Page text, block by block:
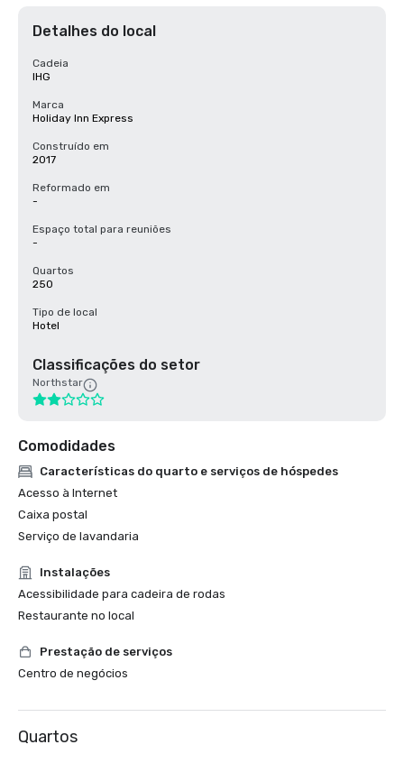
Detalhes do local
Cadeia
IHG
Marca
Holiday Inn Express
Construído em
2017
Reformado em
-
Espaço total para reuniões
-
Quartos
250
Tipo de local
Hotel
Classificações do setor
Northstar
Comodidades
Características do quarto e serviços de hóspedes
Acesso à Internet
Caixa postal
Serviço de lavandaria
Instalações
Acessibilidade para cadeira de rodas
Restaurante no local
Prestação de serviços
Centro de negócios
Quartos